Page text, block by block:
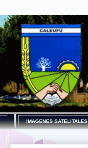
IMAGENES SATELITALES